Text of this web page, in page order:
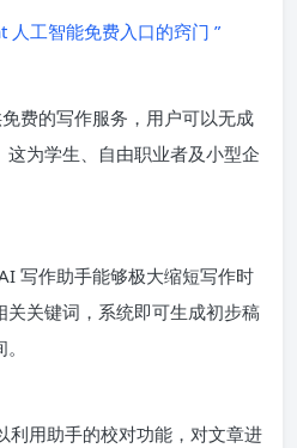
人工智能免费入口的窍门 ”
费的写作服务，用户可以无成
为学生、自由职业者及小型企
写作助手能够极大缩短写作时
关关键词，系统即可生成初步稿
利用助手的校对功能，对文章进